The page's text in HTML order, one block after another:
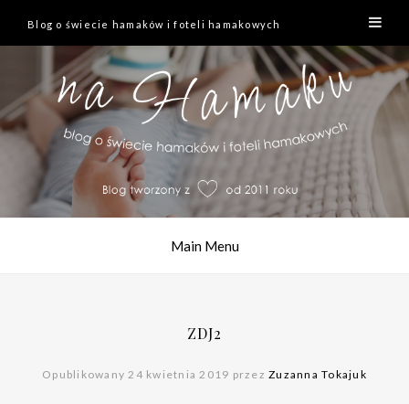
Blog o świecie hamaków i foteli hamakowych
Main Menu
ZDJ2
Opublikowany 24 kwietnia 2019 przezZuzanna Tokajuk